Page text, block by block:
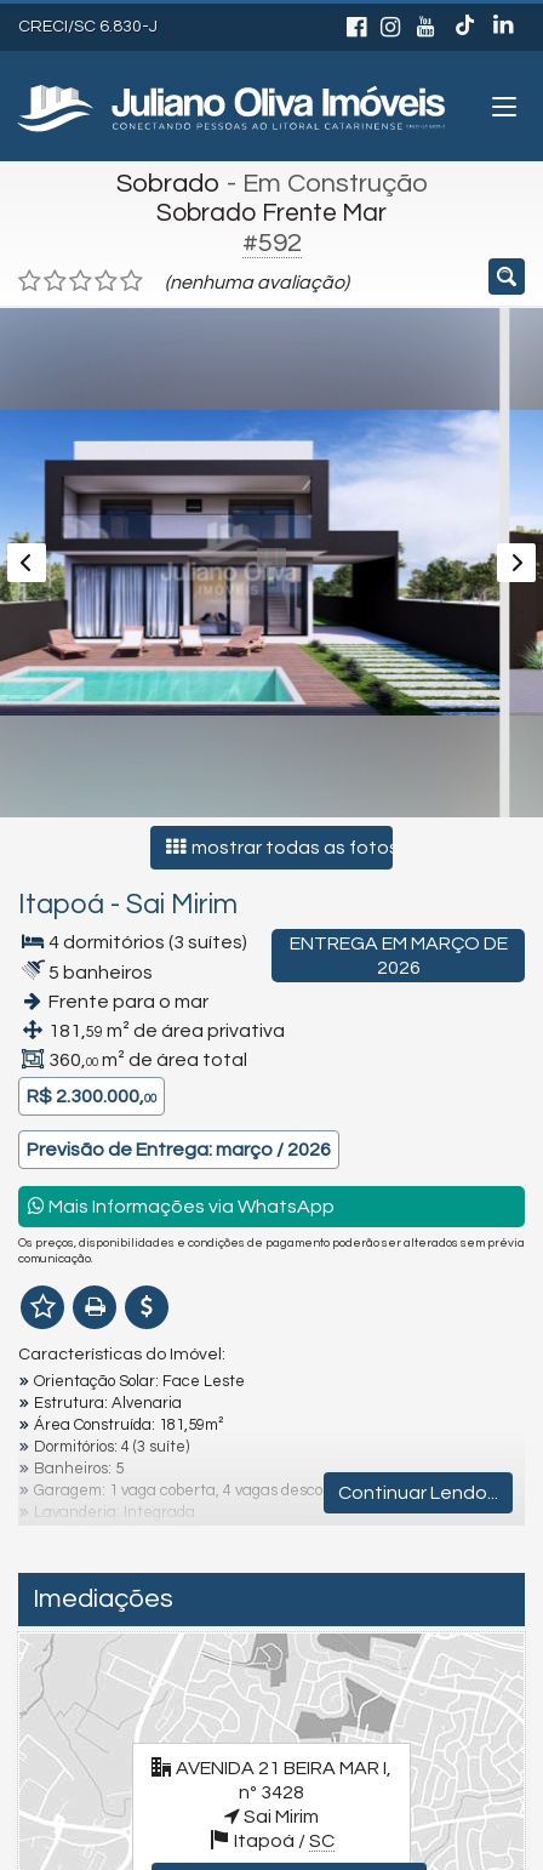
CRECI/SC 6.830-J
Sobrado - Em Construção
Sobrado Frente Mar
#592
(nenhuma avaliação)
mostrar todas as fotos
Itapoá - Sai Mirim
ENTREGA EM MARÇO DE
2026
4 dormitórios (3 suítes)
5 banheiros
Frente para o mar
181, 59 m² de área privativa
360, 00 m² de área total
R$ 2.300.000,00
Previsão de Entrega: março / 2026
Mais Informações via WhatsApp
Os preços, disponibilidades e condições de pagamento poderão ser alterados sem prévia
comunicação.
Características do Imóvel:
Orientação Solar: Face Leste
Estrutura: Alvenaria
Área Construída: 181,59m²
Dormitórios: 4 (3 suíte)
Banheiros: 5
Garagem: 1 vaga coberta, 4 vagas descobertas
Lavanderia: Integrada
Destaques e Diferenciais:
Ambientes Amplos e Arejados
Sala e Cozinha em Conceito Aberto
Área de Lazer Completa e Aconchegante
Piscina
Próximo a Mercados, Lojas, Farmácias
Para uma experiência completa, assista aos vídeos detalhados
dos imóveis e da cidade. Visite nossas redes sociais:
Instagram - @julianoolivaimoveis (Instagram/julianoOlivaImoveis)
Facebook - Juliano Oliva Imóveis (Facebook/JulianoOlivaImóveis)
Continuar Lendo...
Imediações
AVENIDA 21 BEIRA MAR I,
nº 3428
Sai Mirim
Itapoá /SC